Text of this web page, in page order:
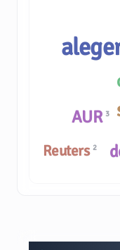
Reuters 2
AUR 3